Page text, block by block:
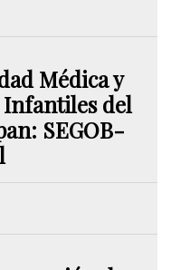
Médica y
Infantiles del
SEGOB-